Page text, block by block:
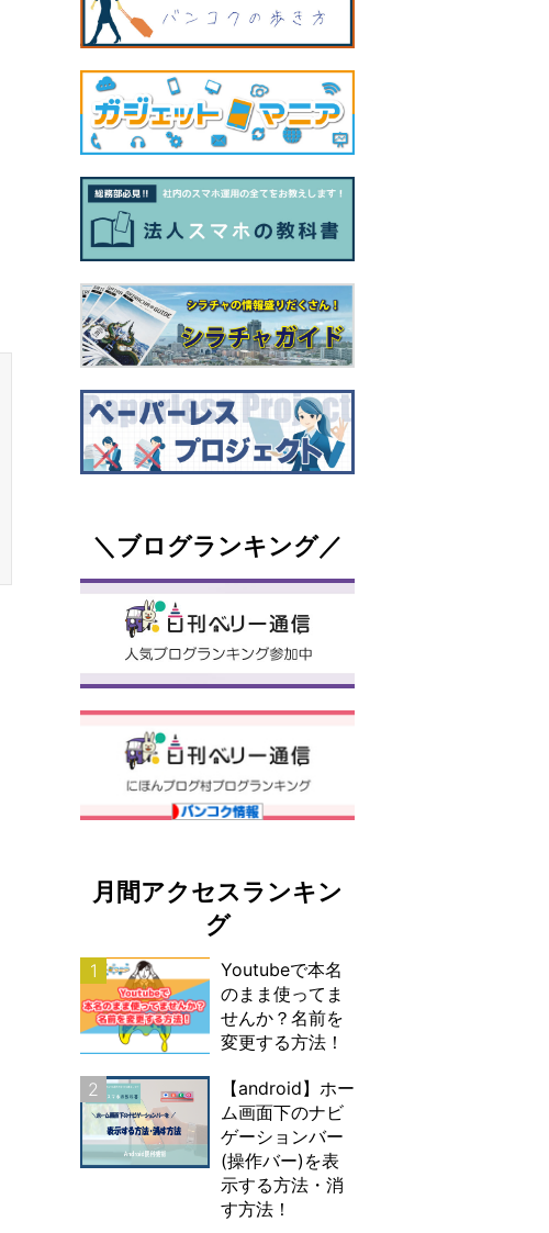
＼ブログランキング／
月間アクセスランキン
グ
1
Youtubeで本名
のまま使ってま
せんか？名前を
変更する方法！
2
【android】ホー
ム画面下のナビ
ゲーションバー
(操作バー)を表
示する方法・消
す方法！